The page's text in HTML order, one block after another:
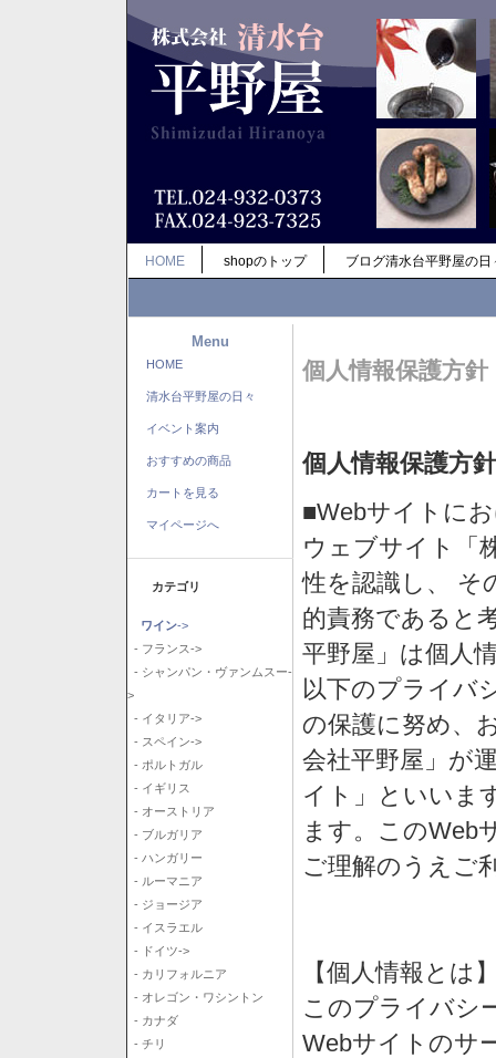
HOME shopのトップ ブログ清水台平野屋の日
Menu
HOME
清水台平野屋の日々
イベント案内
おすすめの商品
カートを見る
マイページへ
カテゴリ
ワイン->
- フランス->
- シャンパン・ヴァンムスー-
>
- イタリア->
- スペイン->
- ポルトガル
- イギリス
- オーストリア
- ブルガリア
- ハンガリー
- ルーマニア
- ジョージア
- イスラエル
- ドイツ->
- カリフォルニア
- オレゴン・ワシントン
- カナダ
- チリ
個人情報保護方針
個人情報保護方針
■Webサイトに
ウェブサイト「
性を認識し、 そ
的責務であると
平野屋」は個人
以下のプライバ
の保護に努め、
会社平野屋」が
イト」といいま
ます。このWeb
ご理解のうえご
【個人情報とは
このプライバシ
Webサイトのサ